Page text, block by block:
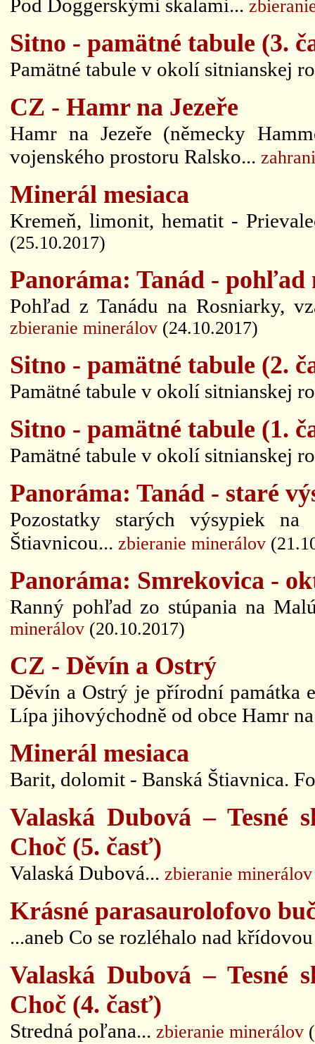
Pod Doggerskými skalami...
Sitno - pamätné tabule (3.
Pamätné tabule v okolí sitnianskej
CZ - Hamr na Jezeře
Hamr na Jezeře (německy
vojenského prostoru Ralsko...
Minerál mesiaca
Kremeň, limonit, hematit -
(25.10.2017)
Panoráma: Tanád - pohľad
Pohľad z Tanádu na Rosniarky,
zbieranie minerálov (24.10.2017)
Sitno - pamätné tabule (2.
Pamätné tabule v okolí sitnianskej
Sitno - pamätné tabule (1.
Pamätné tabule v okolí sitnianskej
Panoráma: Tanád - staré
Pozostatky starých výsypiek na
Štiavnicou... zbieranie minerálov
Panoráma: Smrekovica -
Ranný pohľad zo stúpania na
minerálov (20.10.2017)
CZ - Děvín a Ostrý
Děvín a Ostrý je přírodní památka
Lípa jihovýchodně od obce Hamr
Minerál mesiaca
Barit, dolomit - Banská Štiavnica.
Valaská Dubová –
Choč (5. časť)
Valaská Dubová... zbieranie minerálov
Krásné parasaurolofovo
...aneb Co se rozléhalo nad
Valaská Dubová –
Choč (4. časť)
Stredná poľana... zbieranie minerálov